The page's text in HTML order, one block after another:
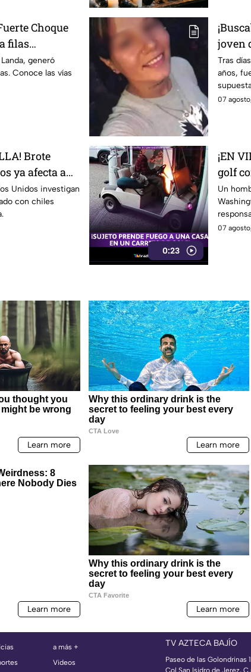
Choque
filas
generó
Conoce las vías
joven
Tras
años,
07
Brote
ya afecta a
Unidos investigan
con chiles
0:23
¡EN
golf
Un
una
07
a más +
Videos
TV AZTECA BAJÍO
Paseo de las Golondrinas
Col San Isidro de Jerez,